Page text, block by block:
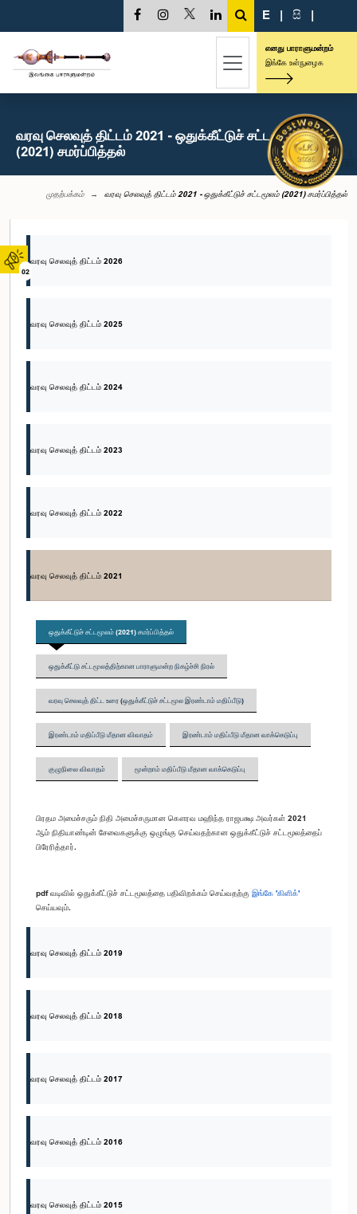
02
E | සි |
எனது பாராளுமன்றம்
இங்கே உள்நுழைக
வரவு செலவுத் திட்டம் 2021 - ஒதுக்கீட்டுச் சட்டமூலம்
(2021) சமர்ப்பித்தல்
முதற்பக்கம் வரவு செலவுத் திட்டம் 2021 - ஒதுக்கீட்டுச் சட்டமூலம் (2021) சமர்ப்பித்தல்
வரவு செலவுத் திட்டம் 2026
வரவு செலவுத் திட்டம் 2025
வரவு செலவுத் திட்டம் 2024
வரவு செலவுத் திட்டம் 2023
வரவு செலவுத் திட்டம் 2022
வரவு செலவுத் திட்டம் 2021
ஒதுக்கீட்டுச் சட்டமூலம் (2021) சமர்ப்பித்தல்
ஒதுக்கீட்டு சட்டமூலத்திற்கான பாராளுமன்ற நிகழ்ச்சி நிரல்
வரவு செலவுத் திட்ட உரை (ஒதுக்கீட்டுச் சட்டமூல இரண்டாம் மதிப்பீடு)
இரண்டாம் மதிப்பீடு மீதான விவாதம் இரண்டாம் மதிப்பீடு மீதான வாக்கெடுப்பு
குழுநிலை விவாதம் மூன்றாம் மதிப்பீடு மீதான வாக்கெடுப்பு
பிரதம அமைச்சரும் நிதி அமைச்சருமான கௌரவ மஹிந்த ராஜபக்ஷ அவர்கள் 2021
ஆம் நிதியாண்டின் சேவைகளுக்கு ஒழுங்கு செய்வதற்கான ஒதுக்கீட்டுச் சட்டமூலத்தைப்
பிரேரித்தார்.
pdf வடிவில் ஒதுக்கீட்டுச் சட்டமூலத்தை பதிவிறக்கம் செய்வதற்கு இங்கே 'கிளிக்'
செய்யவும்.
வரவு செலவுத் திட்டம் 2019
வரவு செலவுத் திட்டம் 2018
வரவு செலவுத் திட்டம் 2017
வரவு செலவுத் திட்டம் 2016
வரவு செலவுத் திட்டம் 2015